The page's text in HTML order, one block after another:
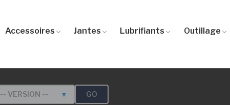
Accessoires Jantes Lubrifiants Outillage
-- VERSION -- ▼ GO